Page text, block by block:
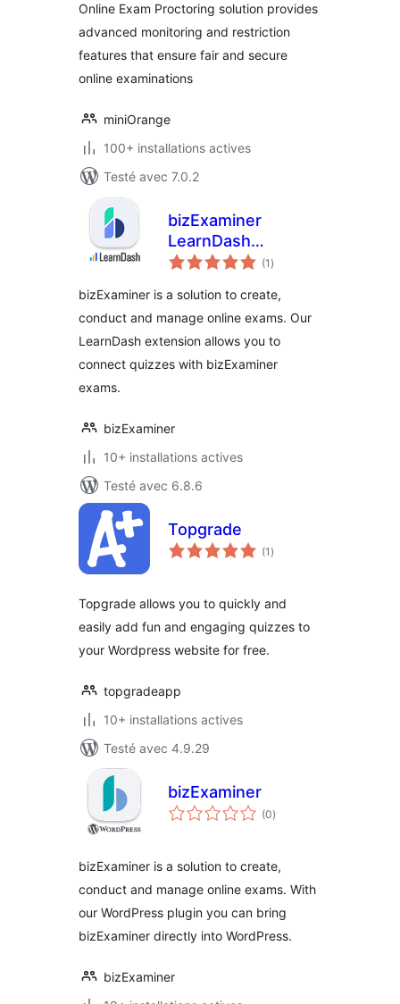
Management
System(LMS)
Online Exam Proctoring solution provides
advanced monitoring and restriction
features that ensure fair and secure
online examinations
miniOrange
100+ installations actives
Testé avec 7.0.2
bizExaminer
LearnDash
Extension
(1 notes
en
)
bizExaminer is a solution to create,
conduct and manage online exams. Our
LearnDash extension allows you to
connect quizzes with bizExaminer
exams.
bizExaminer
10+ installations actives
Testé avec 6.8.6
Topgrade
(1 notes
en
)
Topgrade allows you to quickly and
easily add fun and engaging quizzes to
your Wordpress website for free.
topgradeapp
10+ installations actives
Testé avec 4.9.29
bizExaminer
(0notes
en
)
bizExaminer is a solution to create,
conduct and manage online exams. With
our WordPress plugin you can bring
bizExaminer directly into WordPress.
bizExaminer